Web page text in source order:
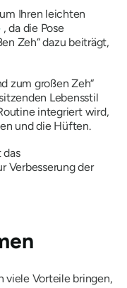
Ihren leichten
, da die Pose
Zeh“ dazu beiträgt,
zum großen Zeh“
Lebensstil
integriert wird,
und die Hüften.
das
Verbesserung der
viele Vorteile bringen,